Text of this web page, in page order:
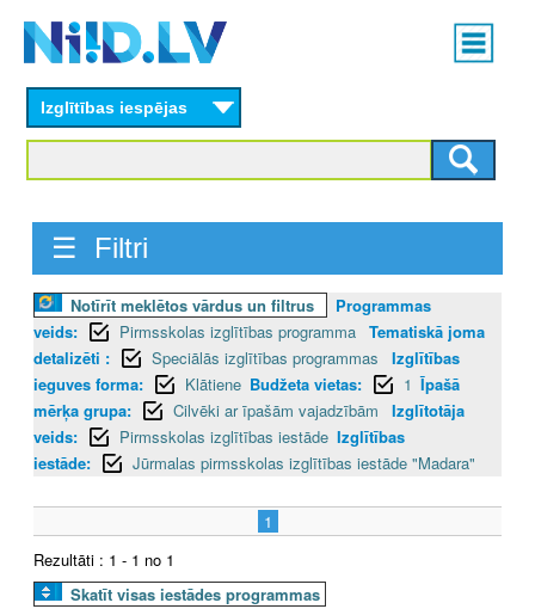
content
Main
menu
Izglītības iespējas
☰ Filtri
Notīrīt meklētos vārdus un filtrus
Programmas
veids:
Pirmsskolas izglītības programma Tematiskā joma
detalizēti :
Speciālās izglītības programmas
Izglītības
ieguves forma:
Klātiene Budžeta vietas: 1 Īpašā
mērķa grupa:
Cilvēki ar īpašām vajadzībām
Izglītotāja
veids:
Pirmsskolas izglītības iestāde Izglītības
iestāde:
Jūrmalas pirmsskolas izglītības iestāde "Madara"
1
Rezultāti : 1 - 1 no 1
Skatīt visas iestādes programmas